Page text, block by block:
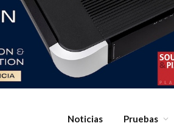
Noticias Pruebas